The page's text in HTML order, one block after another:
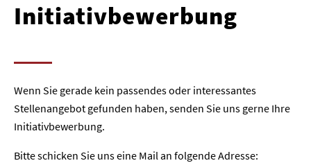
Initiativbewerbung
Wenn Sie gerade kein passendes oder interessantes
Stellenangebot gefunden haben, senden Sie uns gerne Ihre
Initiativbewerbung.
Bitte schicken Sie uns eine Mail an folgende Adresse:
Kontakt
Newsletter Datenschutz